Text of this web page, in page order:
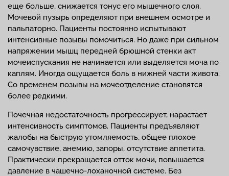
еще больше, снижается тонус его мышечного слоя.
Мочевой пузырь определяют при внешнем осмотре и
пальпаторно. Пациенты постоянно испытывают
интенсивные позывы помочиться. Но даже при сильном
напряжении мышц передней брюшной стенки акт
мочеиспускания не начинается или выделяется моча по
каплям. Иногда ощущается боль в нижней части живота.
Со временем позывы на мочеотделение становятся
более редкими.
Почечная недостаточность прогрессирует, нарастает
интенсивность симптомов. Пациенты предъявляют
жалобы на быструю утомляемость, общее плохое
самочувствие, анемию, запоры, отсутствие аппетита.
Практически прекращается отток мочи, повышается
давление в чашечно-лоханочной системе. Без